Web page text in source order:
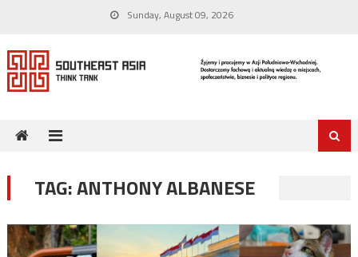
content
Sunday, August 09, 2026
TAG:ANTHONY ALBANESE